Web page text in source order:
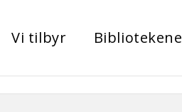
Vi tilbyr Bibliotekene